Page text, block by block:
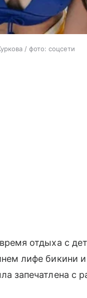
/ фото: соцсети
отдыха с
лифе бикини
запечатлена с